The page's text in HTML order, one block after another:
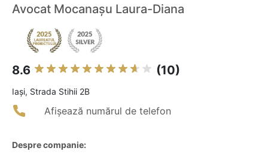
Avocat Mocanașu Laura-Diana
8.6 (10)
Iaşi, Strada Stihii 2B
Afișează numărul de telefon
Despre companie: